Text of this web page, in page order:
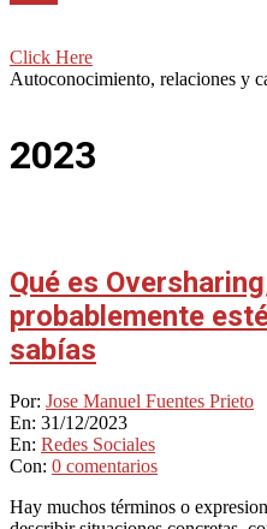
Click Here
Autoconocimiento, relaciones y
2023
Qué es
probablemente
sabías
2023-
12-
31
Por: Jose Manuel Fuentes Prieto
En: 31/12/2023
En: Redes Sociales
Con: 0 comentarios
Hay muchos términos o